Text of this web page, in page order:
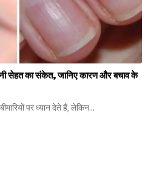
सेहत का संकेत, जानिए कारण और बचाव के
पर ध्यान देते हैं, लेकिन…